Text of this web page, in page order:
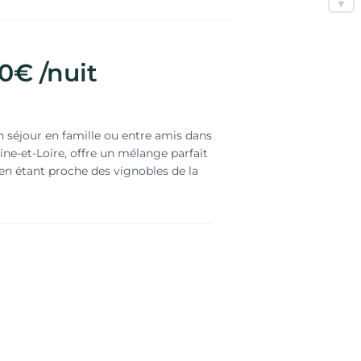
/nuit
séjour en famille ou entre amis dans
et-Loire, offre un mélange parfait
étant proche des vignobles de la